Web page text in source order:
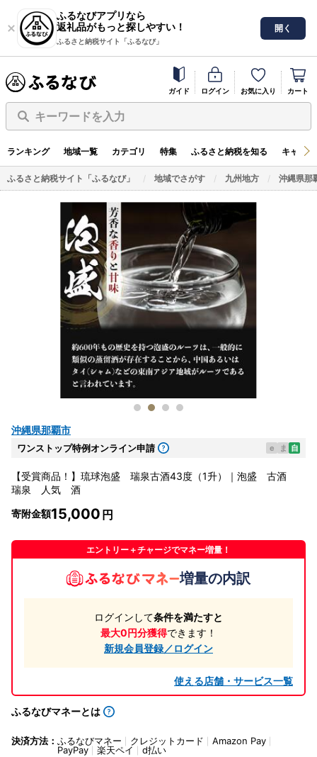
ふるなびアプリなら
返礼品がもっと探しやすい！
ふるさと納税サイト「ふるなび」
開く
ガイド ログイン お気に入り カート
キーワードを入力
ランキング 地域一覧 カテゴリ 特集 ふるさと納税を知る キャン
ふるさと納税サイト「ふるなび」 地域でさがす 九州地方 沖縄県那
沖縄県那覇市
ワンストップ特例オンライン申請 e ま 自
【受賞商品！】琉球泡盛 瑞泉古酒43度（1升）｜泡盛 古酒
瑞泉 人気 酒
寄附金額15,000
エントリー＋チャージでマネー増量！
増量の内訳
ログインして条件を満たすと
最大0円分獲得できます！
新規会員登録／ログイン
使える店舗・サービス一覧
ふるなびマネーとは
決済方法： ふるなびマネー クレジットカード
Amazon Pay
PayPay
楽天ペイ d払い